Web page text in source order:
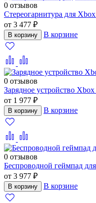
0 отзывов
Стереогарнитура для
от 3 477 ₽
В корзину В корзине
0 отзывов
Зарядное устройство
от 1 977 ₽
В корзину В корзине
0 отзывов
Беспроводной геймпад
от 3 977 ₽
В корзину В корзине